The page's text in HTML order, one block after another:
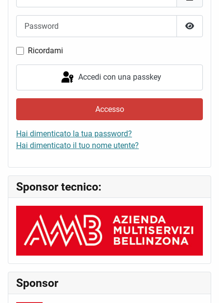
Mostra
Ricordami
Accedi con una passkey
Accesso
Hai dimenticato la tua password?
Hai dimenticato il tuo nome utente?
Sponsor tecnico:
Sponsor